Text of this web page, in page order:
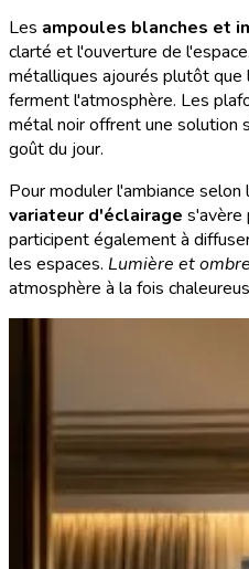
Les ampoules blanches et
clarté et l'ouverture de
métalliques ajourés plutôt que
ferment l'atmosphère. Les
métal noir offrent une solution
goût du jour.
Pour moduler l'ambiance
variateur d'éclairage s'avère
participent également à
les espaces. Lumière et ombre
atmosphère à la fois